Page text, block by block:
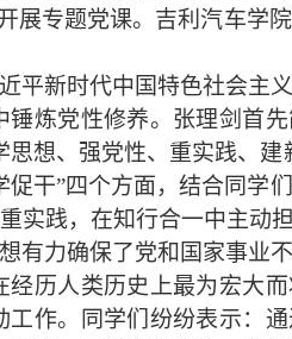
展专题党课。吉利汽车学
平新时代中国特色社会主
炼党性修养。张理剑首
思想、强党性、重实践、
干”四个方面，结合同学
实践，在知行合一中主动担
有力确保了党和国家事业
历人类历史上最为宏大
作。同学们纷纷表示：